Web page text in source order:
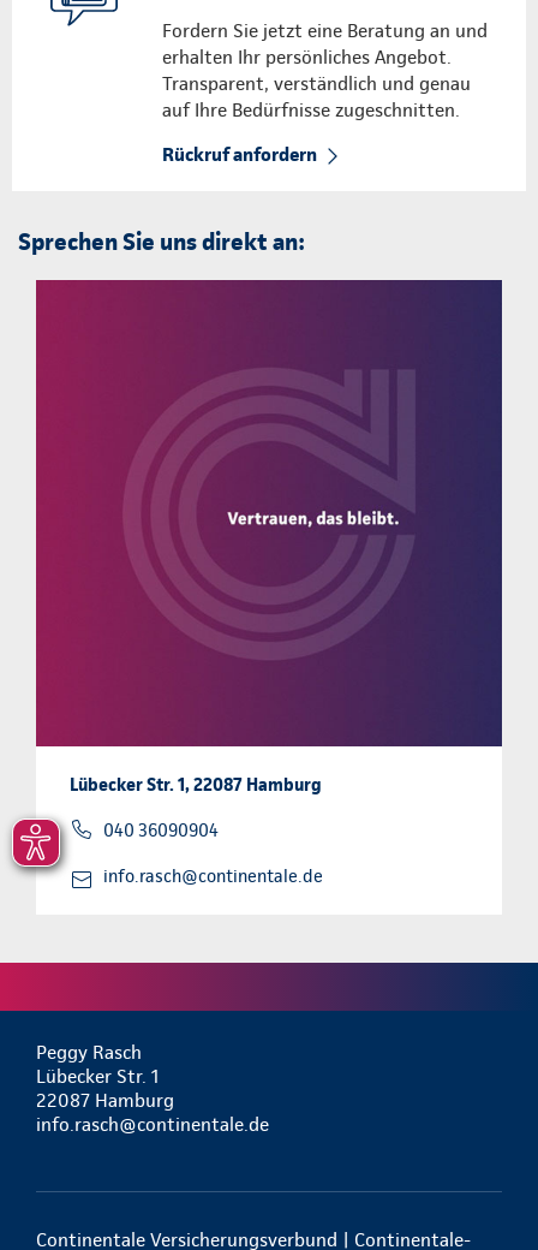
Fordern Sie jetzt eine Beratung an und
erhalten Ihr persönliches Angebot.
Transparent, verständlich und genau
auf Ihre Bedürfnisse zugeschnitten.
Rückruf anfordern
Sprechen Sie uns direkt an:
Lübecker Str. 1, 22087 Hamburg
040 36090904
info.rasch@continentale.de
Peggy Rasch
Lübecker Str. 1
22087 Hamburg
info.rasch@continentale.de
Continentale Versicherungsverbund | Continentale-